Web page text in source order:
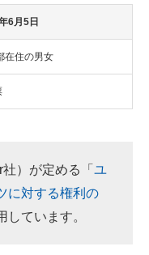
6月5日
在住の男女
）が定める「 ユ
に対する権利の
しています。